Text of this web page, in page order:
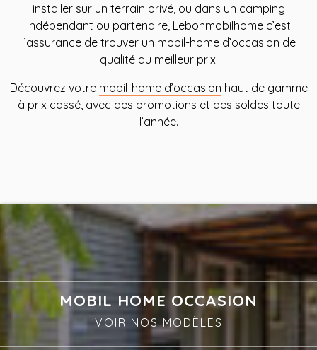
installer sur un terrain privé, ou dans un camping
indépendant ou partenaire, Lebonmobilhome c’est
l’assurance de trouver un mobil-home d’occasion de
qualité au meilleur prix.
Découvrez votre mobil-home d’occasion haut de gamme
à prix cassé, avec des promotions et des soldes toute
l’année.
MOBIL HOME OCCASION
VOIR NOS MODÈLES